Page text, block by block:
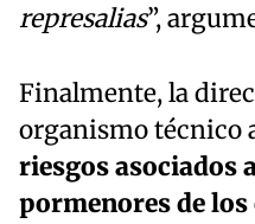
represalias”,
Finalmente, la
organismo técnico
riesgos asociados
pormenores de